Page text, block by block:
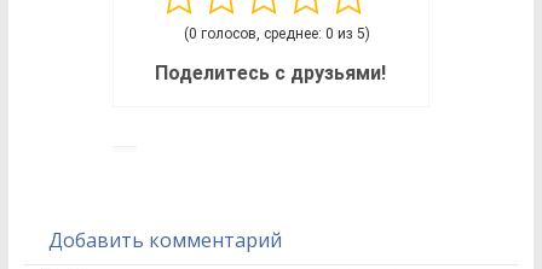
(0 голосов, среднее: 0 из 5)
Поделитесь с друзьями!
Добавить комментарий